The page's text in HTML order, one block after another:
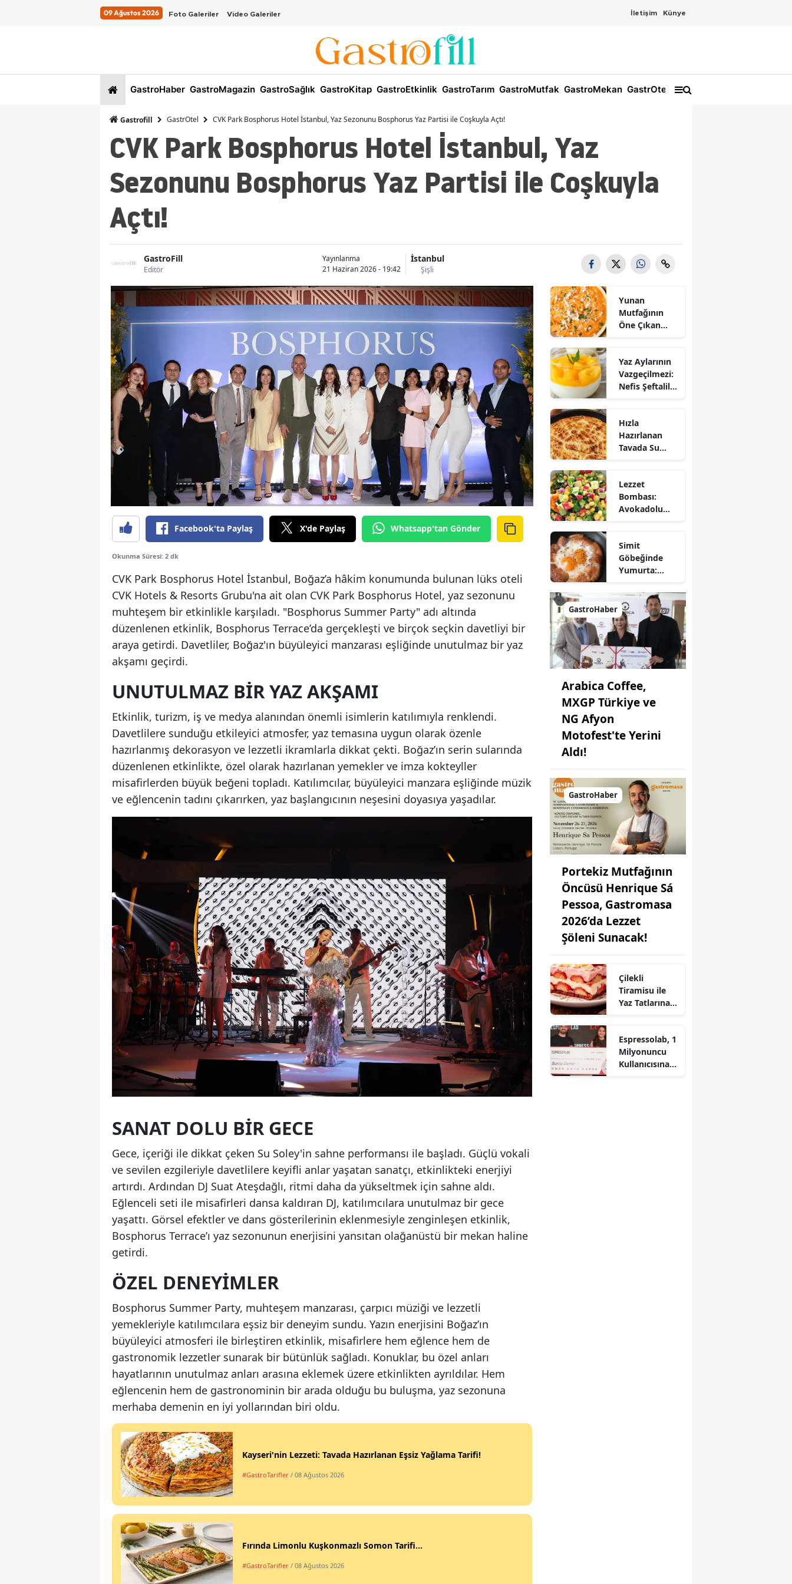
09 Ağustos 2026 Foto Galeriler Video Galeriler İletişim Künye
GastroHaber GastroMagazin GastroSağlık GastroKitap GastroEtkinlik GastroTarım GastroMutfak GastroMekan GastrOtel
Gastrofill GastrOtel CVK Park Bosphorus Hotel İstanbul, Yaz Sezonunu Bosphorus Yaz Partisi ile Coşkuyla Açtı!
CVK Park Bosphorus Hotel İstanbul, Yaz
Sezonunu Bosphorus Yaz Partisi ile Coşkuyla
Açtı!
GastroFill
Editör
Yayınlanma
21 Haziran 2026 - 19:42
İstanbul
Şişli
Facebook'ta Paylaş X'de Paylaş Whatsapp'tan Gönder
Okunma Süresi: 2 dk
CVK Park Bosphorus Hotel İstanbul, Boğaz’a hâkim konumunda bulunan lüks oteli
CVK Hotels & Resorts Grubu'na ait olan CVK Park Bosphorus Hotel, yaz sezonunu
muhteşem bir etkinlikle karşıladı. "Bosphorus Summer Party" adı altında
düzenlenen etkinlik, Bosphorus Terrace’da gerçekleşti ve birçok seçkin davetliyi bir
araya getirdi. Davetliler, Boğaz'ın büyüleyici manzarası eşliğinde unutulmaz bir yaz
akşamı geçirdi.
UNUTULMAZ BIR YAZ AKŞAMI
Etkinlik, turizm, iş ve medya alanından önemli isimlerin katılımıyla renklendi.
Davetlilere sunduğu etkileyici atmosfer, yaz temasına uygun olarak özenle
hazırlanmış dekorasyon ve lezzetli ikramlarla dikkat çekti. Boğaz’ın serin sularında
düzenlenen etkinlikte, özel olarak hazırlanan yemekler ve imza kokteyller
misafirlerden büyük beğeni topladı. Katılımcılar, büyüleyici manzara eşliğinde müzik
ve eğlencenin tadını çıkarırken, yaz başlangıcının neşesini doyasıya yaşadılar.
SANAT DOLU BIR GECE
Gece, içeriği ile dikkat çeken Su Soley'in sahne performansı ile başladı. Güçlü vokali
ve sevilen ezgileriyle davetlilere keyifli anlar yaşatan sanatçı, etkinlikteki enerjiyi
artırdı. Ardından DJ Suat Ateşdağlı, ritmi daha da yükseltmek için sahne aldı.
Eğlenceli seti ile misafirleri dansa kaldıran DJ, katılımcılara unutulmaz bir gece
yaşattı. Görsel efektler ve dans gösterilerinin eklenmesiyle zenginleşen etkinlik,
Bosphorus Terrace’ı yaz sezonunun enerjisini yansıtan olağanüstü bir mekan haline
getirdi.
ÖZEL DENEYIMLER
Bosphorus Summer Party, muhteşem manzarası, çarpıcı müziği ve lezzetli
yemekleriyle katılımcılara eşsiz bir deneyim sundu. Yazın enerjisini Boğaz’ın
büyüleyici atmosferi ile birleştiren etkinlik, misafirlere hem eğlence hem de
gastronomik lezzetler sunarak bir bütünlük sağladı. Konuklar, bu özel anları
hayatlarının unutulmaz anları arasına eklemek üzere etkinlikten ayrıldılar. Hem
eğlencenin hem de gastronominin bir arada olduğu bu buluşma, yaz sezonuna
merhaba demenin en iyi yollarından biri oldu.
Kayseri'nin Lezzeti: Tavada Hazırlanan Eşsiz Yağlama Tarifi!
#GastroTarifler / 08 Ağustos 2026
Fırında Limonlu Kuşkonmazlı Somon Tarifi...
#GastroTarifler / 08 Ağustos 2026
Yunan
Mutfağının
Öne Çıkan
Nasıl Yapılır?
Yaz Aylarının
Vazgeçilmezi:
Nefis Şeftalili
Hızla
Hazırlanan
Tavada Su
Sofralarınıza
Lezzet Katın!
Lezzet
Bombası:
Avokadolu
Simit
Göbeğinde
Yumurta:
Farklı Bir
Kahvaltı
Seçeneği
GastroHaber
Arabica Coffee,
MXGP Türkiye ve
NG Afyon
Motofest'te Yerini
Aldı!
GastroHaber
Portekiz Mutfağının
Öncüsü Henrique Sá
Pessoa, Gastromasa
2026’da Lezzet
Şöleni Sunacak!
Çilekli
Tiramisu ile
Yaz Tatlarına
Espressolab, 1
Milyonuncu
Kullanıcısına